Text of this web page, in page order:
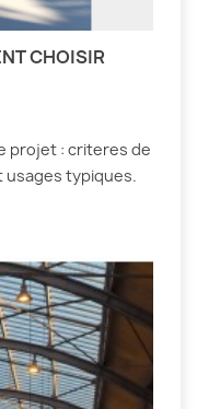
CHOISIR
projet : criteres de
usages typiques.